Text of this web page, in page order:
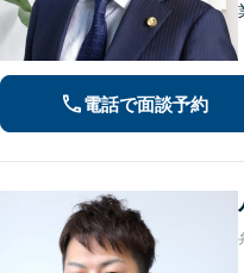
電話で面談予約